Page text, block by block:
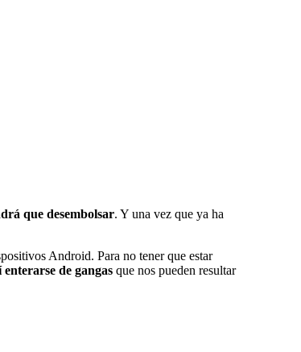
que desembolsar. Y una vez que ya ha
Android. Para no tener que estar
enterarse de gangas que nos pueden resultar